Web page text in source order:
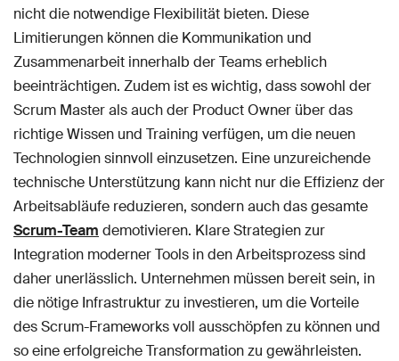
nicht die notwendige Flexibilität bieten. Diese
Limitierungen können die Kommunikation und
Zusammenarbeit innerhalb der Teams erheblich
beeinträchtigen. Zudem ist es wichtig, dass sowohl der
Scrum Master als auch der Product Owner über das
richtige Wissen und Training verfügen, um die neuen
Technologien sinnvoll einzusetzen. Eine unzureichende
technische Unterstützung kann nicht nur die Effizienz der
Arbeitsabläufe reduzieren, sondern auch das gesamte
Scrum-Team demotivieren. Klare Strategien zur
Integration moderner Tools in den Arbeitsprozess sind
daher unerlässlich. Unternehmen müssen bereit sein, in
die nötige Infrastruktur zu investieren, um die Vorteile
des Scrum-Frameworks voll ausschöpfen zu können und
so eine erfolgreiche Transformation zu gewährleisten.